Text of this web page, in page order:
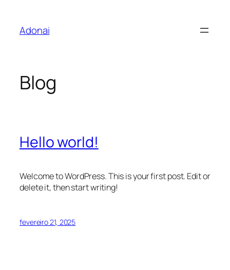
Adonai
Blog
Hello world!
Welcome to WordPress. This is your first post. Edit or
delete it, then start writing!
fevereiro 21, 2025